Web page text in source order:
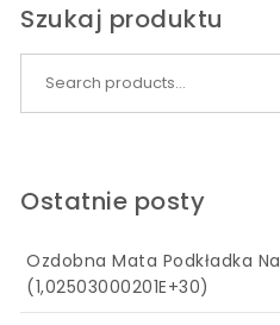
Szukaj produktu
Ostatnie posty
Ozdobna Mata Podkładka
(1,02503000201E+30)